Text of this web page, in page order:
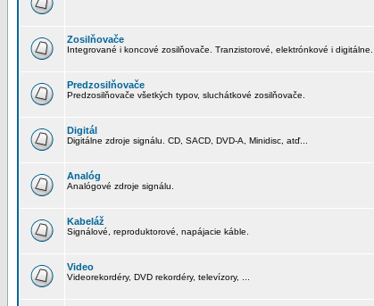
Zosilňovače
Integrované i koncové zosilňovače. Tranzistorové, elektrónkové i digitálne.
Predzosilňovače
Predzosilňovače všetkých typov, sluchátkové zosilňovače.
Digitál
Digitálne zdroje signálu. CD, SACD, DVD-A, Minidisc, atď...
Analóg
Analógové zdroje signálu.
Kabeláž
Signálové, reproduktorové, napájacie káble.
Video
Videorekordéry, DVD rekordéry, televízory, ...